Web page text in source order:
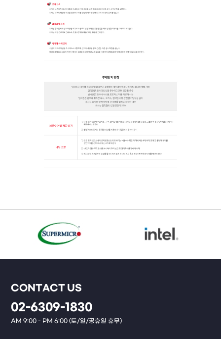
CONTACT US
02-6309-1830
AM 9:00 - PM 6:00 (토/일/공휴일 휴무)